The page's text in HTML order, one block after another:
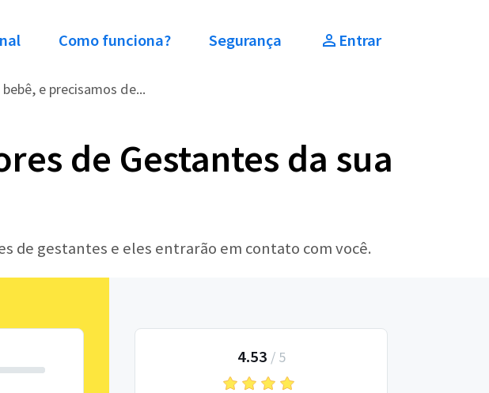
Como funciona? Segurança Entrar
e precisamos de...
de Gestantes da sua
de gestantes e eles entrarão em contato com você.
4.53 / 5